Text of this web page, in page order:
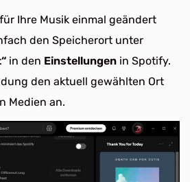
Ihre Musik einmal geändert
den Speicherort unter
in den Einstellungen in Spotify.
den aktuell gewählten Ort
Medien an.